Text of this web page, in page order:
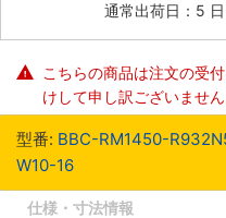
通常出荷日：5 日
こちらの商品は注文の受
けして申し訳ございません
型番: BBC-RM1450-
W10-16
仕様・寸法情報